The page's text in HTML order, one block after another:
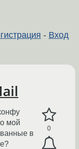
- Вход
0
мой
в